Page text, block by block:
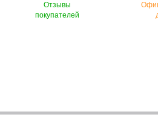
Отзывы
покупателей